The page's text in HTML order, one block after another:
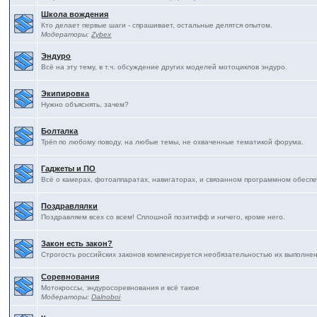
Школа вождения
Кто делает первые шаги - спрашивает, остальные делятся опытом.
Модераторы:Zybex
Эндуро
Всё на эту тему, в т.ч. обсуждение других моделей мотоциклов эндуро.
Экипировка
Нужно объяснять, зачем?
Болталка
Трёп по любому поводу, на любые темы, не охваченные тематикой форума.
Гаджеты и ПО
Всё о камерах, фотоаппаратах, навигаторах, и связанном программном
Поздравлялки
Поздравляем всех со всем! Сплошной позитифф и ничего, кроме него.
Закон есть закон?
Строгость российских законов компенсируется необязательностью их
Соревнования
Мотокроссы, эндуросоревнования и всё такое
Модераторы:Dalnoboi